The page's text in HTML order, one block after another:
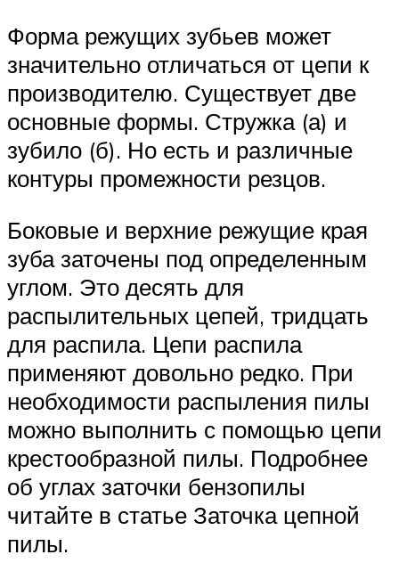
Форма режущих зубьев может
значительно отличаться от цепи к
производителю. Существует две
основные формы. Стружка (а) и
зубило (б). Но есть и различные
контуры промежности резцов.
Боковые и верхние режущие края
зуба заточены под определенным
углом. Это десять для
распылительных цепей, тридцать
для распила. Цепи распила
применяют довольно редко. При
необходимости распыления пилы
можно выполнить с помощью цепи
крестообразной пилы. Подробнее
об углах заточки бензопилы
читайте в статье Заточка цепной
пилы.